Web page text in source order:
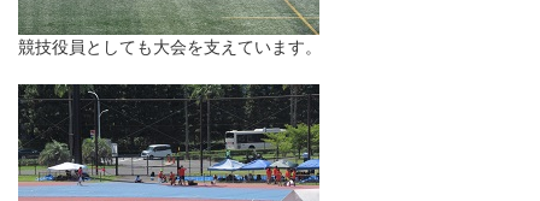
競技役員としても大会を支えています。